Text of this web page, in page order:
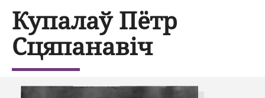
Купалаў Пётр
Сцяпанавіч